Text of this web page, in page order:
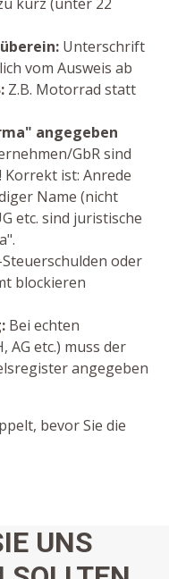
Unterschrift
vom Ausweis ab
Z.B. Motorrad statt
angegeben
GbR sind
Korrekt ist: Anrede
Name (nicht
etc. sind juristische
oder
blockieren
Bei echten
AG etc.) muss der
angegeben
bevor Sie die
UNS